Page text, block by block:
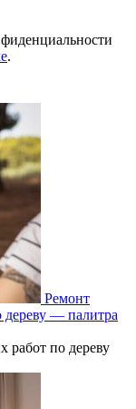
.
Ремонт
дереву — палитра
работ по дереву